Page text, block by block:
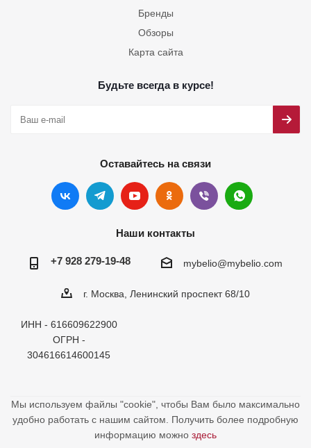
Бренды
Обзоры
Карта сайта
Будьте всегда в курсе!
Оставайтесь на связи
Наши контакты
+7 928 279-19-48 mybelio@mybelio.com
г. Москва, Ленинский проспект 68/10
ИНН - 616609622900
ОГРН -
304616614600145
Мы используем файлы "cookie", чтобы Вам было максимально
удобно работать с нашим сайтом. Получить более подробную
информацию можно здесь